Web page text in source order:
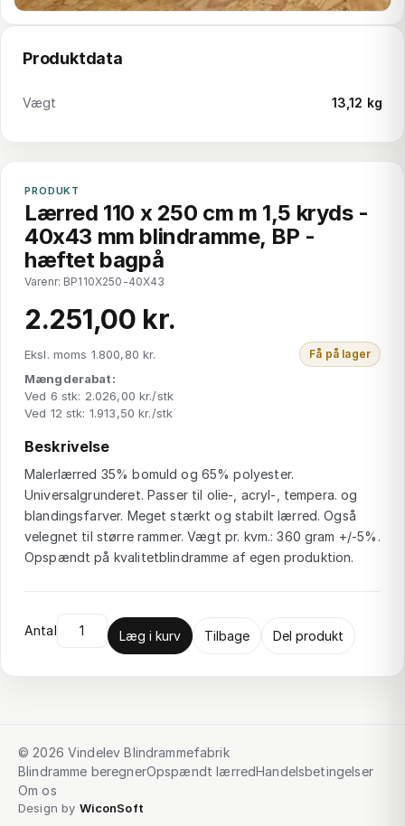
Produktdata
Vægt 13,12 kg
PRODUKT
Lærred 110 x 250 cm m 1,5 kryds -
40x43 mm blindramme, BP -
hæftet bagpå
Varenr: BP110X250-40X43
2.251,00 kr.
Eksl. moms 1.800,80 kr. Få på lager
Mængderabat:
Ved 6 stk: 2.026,00 kr./stk
Ved 12 stk: 1.913,50 kr./stk
Beskrivelse
Malerlærred 35% bomuld og 65% polyester.
Universalgrunderet. Passer til olie-, acryl-, tempera. og
blandingsfarver. Meget stærkt og stabilt lærred. Også
velegnet til større rammer. Vægt pr. kvm.: 360 gram +/-5%.
Opspændt på kvalitetblindramme af egen produktion.
Antal Læg i kurv Tilbage Del produkt
© 2026 Vindelev Blindrammefabrik
Blindramme beregnerOpspændt lærredHandelsbetingelser
Om os
Design by WiconSoft